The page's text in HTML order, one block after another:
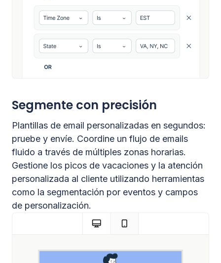
Segmente con precisión
Plantillas de email personalizadas en segundos:
pruebe y envíe. Coordine un flujo de emails
fluido a través de múltiples zonas horarias.
Gestione los picos de vacaciones y la atención
personalizada al cliente utilizando herramientas
como la segmentación por eventos y campos
de personalización.